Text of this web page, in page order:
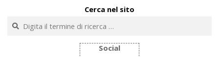
Cerca nel sito
Social